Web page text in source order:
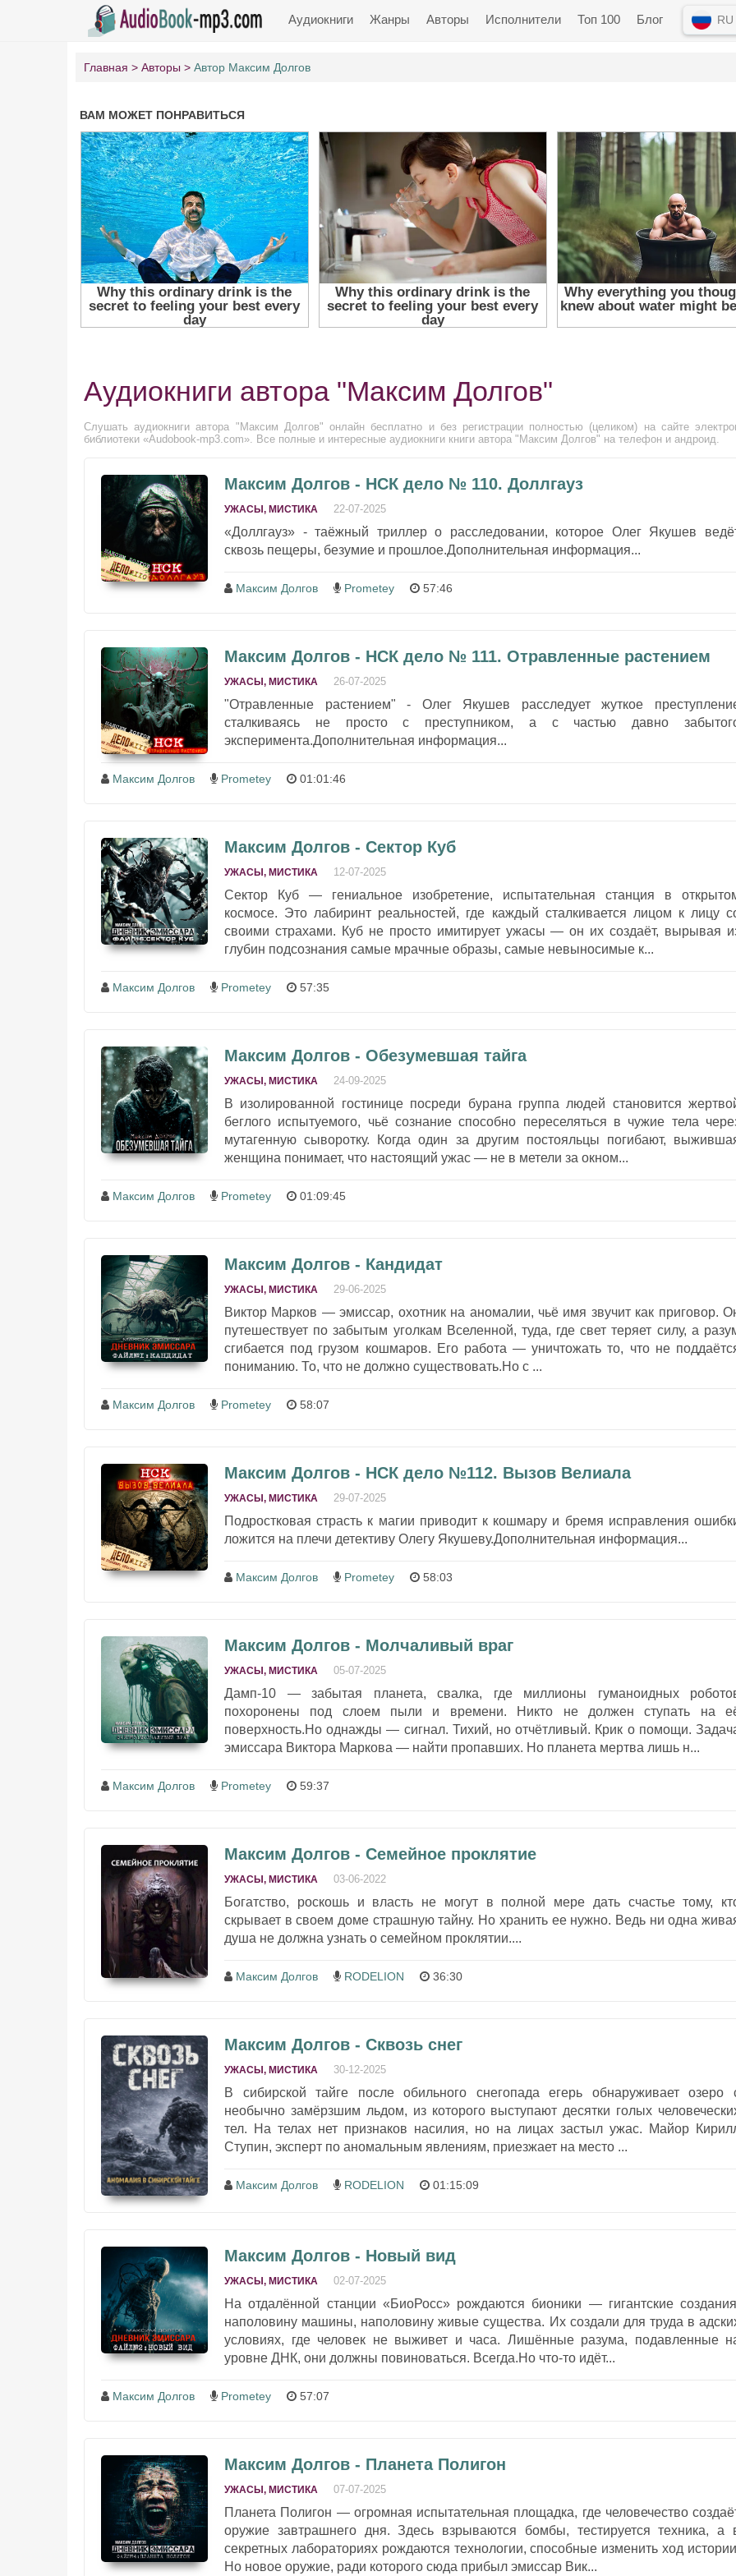
Аудиокниги Жанры Авторы Исполнители Топ 100 Блог RU
Главная Авторы Автор Максим Долгов
Аудиокниги автора "Максим Долгов"
Слушать аудиокниги автора "Максим Долгов" онлайн бесплатно и без регистрации полностью (целиком) на сайте
библиотеки «Audobook-mp3.com». Все полные и интересные аудиокниги книги автора "Максим Долгов" на телефон и андроид.
Максим Долгов - НСК дело № 110. Доллгауз
УЖАСЫ, МИСТИКА 22-07-2025
«Доллгауз» - таёжный триллер о расследовании, которое Олег Якушев
сквозь пещеры, безумие и прошлое.Дополнительная информация...
Максим Долгов Prometey 57:46
Максим Долгов - НСК дело № 111. Отравленные растением
УЖАСЫ, МИСТИКА 26-07-2025
"Отравленные растением" - Олег Якушев расследует жуткое
сталкиваясь не просто с преступником, а с частью давно
эксперимента.Дополнительная информация...
Максим Долгов Prometey 01:01:46
Максим Долгов - Сектор Куб
УЖАСЫ, МИСТИКА 12-07-2025
Сектор Куб — гениальное изобретение, испытательная станция в
космосе. Это лабиринт реальностей, где каждый сталкивается лицом к лицу
своими страхами. Куб не просто имитирует ужасы — он их создаёт, вырывая
глубин подсознания самые мрачные образы, самые невыносимые к...
Максим Долгов Prometey 57:35
Максим Долгов - Обезумевшая тайга
УЖАСЫ, МИСТИКА 24-09-2025
В изолированной гостинице посреди бурана группа людей становится
беглого испытуемого, чьё сознание способно переселяться в чужие тела
мутагенную сыворотку. Когда один за другим постояльцы погибают,
женщина понимает, что настоящий ужас — не в метели за окном...
Максим Долгов Prometey 01:09:45
Максим Долгов - Кандидат
УЖАСЫ, МИСТИКА 29-06-2025
Виктор Марков — эмиссар, охотник на аномалии, чьё имя звучит как приговор.
путешествует по забытым уголкам Вселенной, туда, где свет теряет силу, а
сгибается под грузом кошмаров. Его работа — уничтожать то, что не
пониманию. То, что не должно существовать.Но с ...
Максим Долгов Prometey 58:07
Максим Долгов - НСК дело №112. Вызов Велиала
УЖАСЫ, МИСТИКА 29-07-2025
Подростковая страсть к магии приводит к кошмару и бремя исправления
ложится на плечи детективу Олегу Якушеву.Дополнительная информация...
Максим Долгов Prometey 58:03
Максим Долгов - Молчаливый враг
УЖАСЫ, МИСТИКА 05-07-2025
Дамп-10 — забытая планета, свалка, где миллионы гуманоидных
похоронены под слоем пыли и времени. Никто не должен ступать на
поверхность.Но однажды — сигнал. Тихий, но отчётливый. Крик о помощи.
эмиссара Виктора Маркова — найти пропавших. Но планета мертва лишь н...
Максим Долгов Prometey 59:37
Максим Долгов - Семейное проклятие
УЖАСЫ, МИСТИКА 03-06-2022
Богатство, роскошь и власть не могут в полной мере дать счастье тому,
скрывает в своем доме страшную тайну. Но хранить ее нужно. Ведь ни одна
душа не должна узнать о семейном проклятии....
Максим Долгов RODELION 36:30
Максим Долгов - Сквозь снег
УЖАСЫ, МИСТИКА 30-12-2025
В сибирской тайге после обильного снегопада егерь обнаруживает озеро
необычно замёрзшим льдом, из которого выступают десятки голых
тел. На телах нет признаков насилия, но на лицах застыл ужас. Майор
Ступин, эксперт по аномальным явлениям, приезжает на место ...
Максим Долгов RODELION 01:15:09
Максим Долгов - Новый вид
УЖАСЫ, МИСТИКА 02-07-2025
На отдалённой станции «БиоРосс» рождаются бионики — гигантские
наполовину машины, наполовину живые существа. Их создали для труда в
условиях, где человек не выживет и часа. Лишённые разума, подавленные
уровне ДНК, они должны повиноваться. Всегда.Но что-то идёт...
Максим Долгов Prometey 57:07
Максим Долгов - Планета Полигон
УЖАСЫ, МИСТИКА 07-07-2025
Планета Полигон — огромная испытательная площадка, где человечество
оружие завтрашнего дня. Здесь взрываются бомбы, тестируется техника, а
секретных лабораториях рождаются технологии, способные изменить ход
Но новое оружие, ради которого сюда прибыл эмиссар Вик...